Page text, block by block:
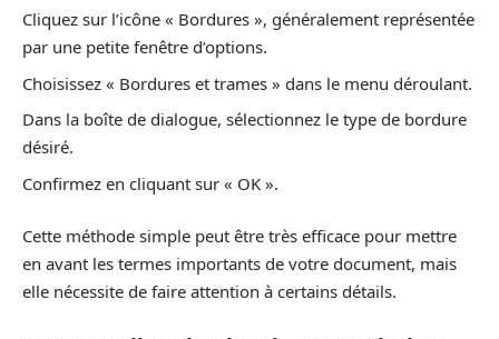
Cliquez sur l’icône « Bordures », généralement représentée
par une petite fenêtre d’options.
Choisissez « Bordures et trames » dans le menu déroulant.
Dans la boîte de dialogue, sélectionnez le type de bordure
désiré.
Confirmez en cliquant sur « OK ».
Cette méthode simple peut être très efficace pour mettre
en avant les termes importants de votre document, mais
elle nécessite de faire attention à certains détails.